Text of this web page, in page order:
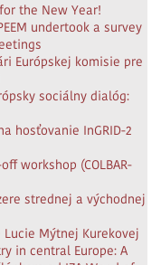
the New Year!
undertook a survey
Európskej komisie pre
sociálny dialóg:
hosťovanie InGRID-2
workshop (COLBAR-
strednej a východnej
Mýtnej Kurekovej
in central Europe: A